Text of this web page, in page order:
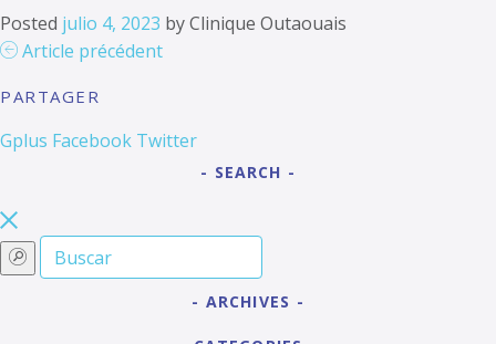
Posted julio 4, 2023 byClinique Outaouais
Article précédent
PARTAGER
Gplus Facebook Twitter
SEARCH
ARCHIVES